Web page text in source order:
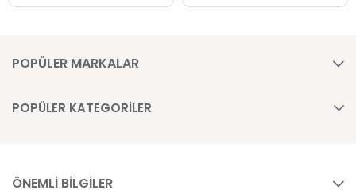
POPÜLER MARKALAR
POPÜLER KATEGORİLER
ÖNEMLİ BİLGİLER